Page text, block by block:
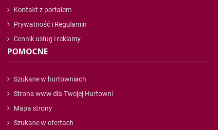
Kontakt z portalem
Prywatność i Regulamin
Cennik usług i reklamy
POMOCNE
Szukane w hurtowniach
Strona www dla Twojej Hurtowni
Mapa strony
Szukane w ofertach